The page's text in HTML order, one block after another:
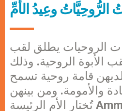
الرُّوحِيَّاتُ وعِيدُ الأُمِّ
الروحيات يطلق لقب
الأبوة الروحية. وذلك
قامة روحية تسمح
والأمومة. ومن بينهن
تُختار الأم الرئيسة Amma تماف Tamau